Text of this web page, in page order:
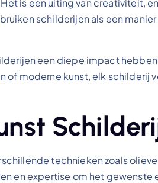
is een uiting van creativiteit,
schilderijen als een manier
een diepe impact
moderne kunst, elk schilderij
technieken zoals
en expertise om het gewenste